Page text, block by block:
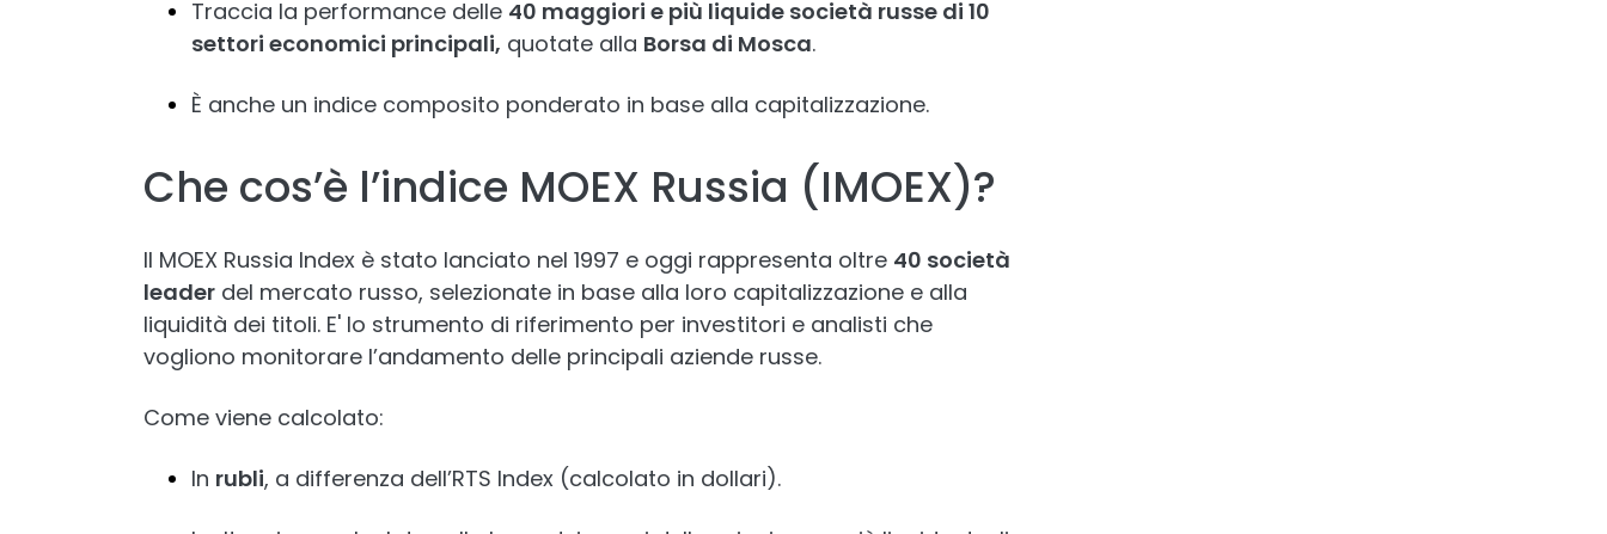
Traccia la performance delle 40 maggiori e più liquide società russe di 10
settori economici principali, quotate alla Borsa di Mosca.
È anche un indice composito ponderato in base alla capitalizzazione.
Che cos’è l’indice MOEX Russia (IMOEX)?
Il MOEX Russia Index è stato lanciato nel 1997 e oggi rappresenta oltre 40 società
leader del mercato russo, selezionate in base alla loro capitalizzazione e alla
liquidità dei titoli. E' lo strumento di riferimento per investitori e analisti che
vogliono monitorare l’andamento delle principali aziende russe.
Come viene calcolato:
In rubli, a differenza dell’RTS Index (calcolato in dollari).